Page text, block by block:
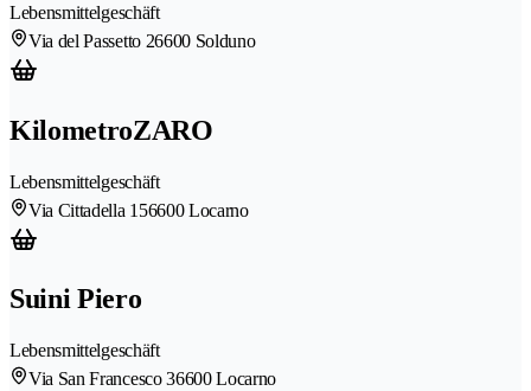
Lebensmittelgeschäft
Via del Passetto 26600 Solduno
KilometroZARO
Lebensmittelgeschäft
Via Cittadella 156600 Locarno
Suini Piero
Lebensmittelgeschäft
Via San Francesco 36600 Locarno